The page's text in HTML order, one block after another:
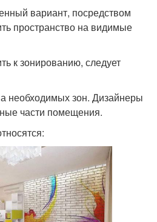
вариант, посредством
пространство на видимые
к зонированию, следует
необходимых зон. Дизайнеры
части помещения.